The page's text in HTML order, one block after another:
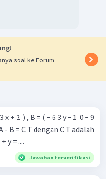
soal ke Forum
+ 2 ​ ) , B = ( − 6 3 y − 1 ​ 0 − 9
- B = C T dengan C T adalah
y = ....
Jawaban terverifikasi